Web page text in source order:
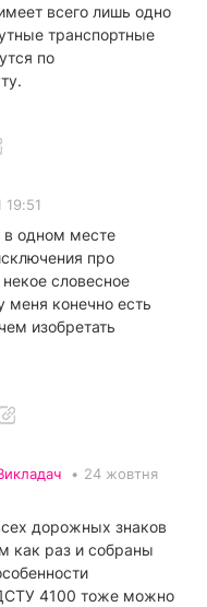
всего лишь одно
транспортные
по
в одном месте
про
словесное
меня конечно есть
изобретать
• 24 жовтня
дорожных знаков
как раз и собраны
4100 тоже можно